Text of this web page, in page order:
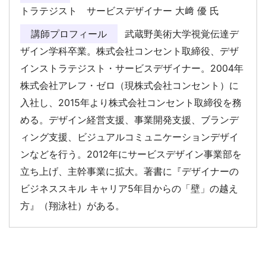
トラテジスト サービスデザイナー 大﨑 優 氏
講師プロフィール
武蔵野美術大学視覚伝達デ
ザイン学科卒業。株式会社コンセント取締役、デザ
インストラテジスト・サービスデザイナー。2004年
株式会社アレフ・ゼロ（現株式会社コンセント）に
入社し、2015年より株式会社コンセント取締役を務
める。デザイン経営支援、事業開発支援、ブランデ
ィング支援、ビジュアルコミュニケーションデザイ
ンなどを行う。2012年にサービスデザイン事業部を
立ち上げ、主幹事業に拡大。著書に『デザイナーの
ビジネススキル キャリア5年目からの「壁」の越え
方』（翔泳社）がある。